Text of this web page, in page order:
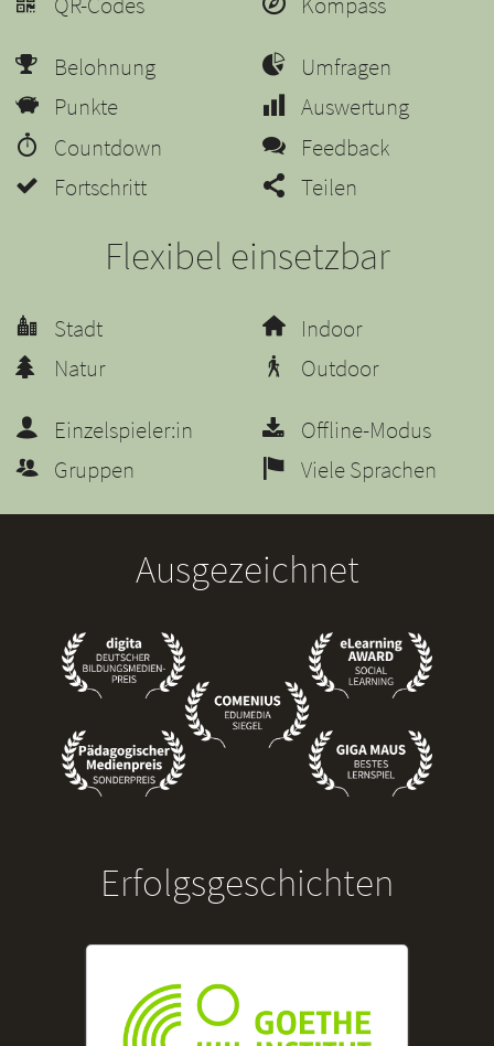
Belohnung
Punkte
Countdown
Fortschritt
Umfragen
Auswertung
Feedback
Teilen
Flexibel einsetzbar
Stadt
Natur
Indoor
Outdoor
Einzelspieler:in
Gruppen
Offline-Modus
Viele Sprachen
Ausgezeichnet
Erfolgsgeschichten